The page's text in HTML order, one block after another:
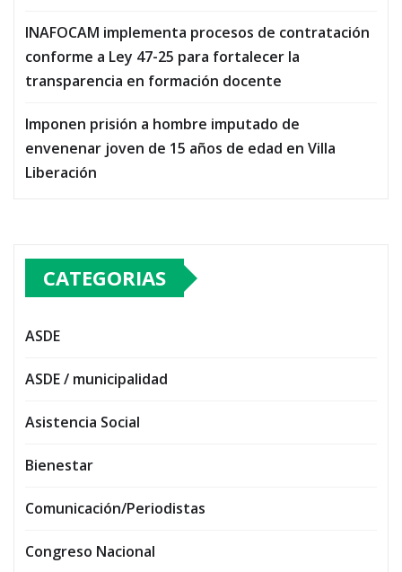
INAFOCAM implementa procesos de contratación
conforme a Ley 47-25 para fortalecer la
transparencia en formación docente
Imponen prisión a hombre imputado de
envenenar joven de 15 años de edad en Villa
Liberación
CATEGORIAS
ASDE
ASDE / municipalidad
Asistencia Social
Bienestar
Comunicación/Periodistas
Congreso Nacional